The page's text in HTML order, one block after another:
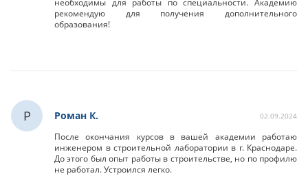
необходимы для работы по специальности. Академию
рекомендую для получения дополнительного
образования!
Р Роман К. 02.09.2024
После окончания курсов в вашей академии работаю
инженером в строительной лаборатории в г. Краснодаре.
До этого был опыт работы в строительстве, но по профилю
не работал. Устроился легко.